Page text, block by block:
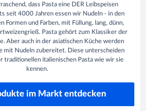
dass Pasta eine DER Leibspeisen
seit 4000 Jahren essen wir Nudeln - in den
Formen und Farben, mit Füllung, lang, dünn,
Pasta gehört zum Klassiker der
Aber auch in der asiatischen Küche werden
mit Nudeln zubereitet. Diese unterscheiden
traditionellen italienischen Pasta wie wir sie
kennen.
im Markt entdecken